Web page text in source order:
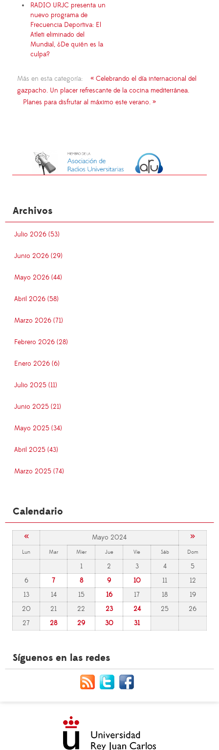
RADIO URJC presenta un
nuevo programa de
Frecuencia Deportiva: El
Atleti eliminado del
Mundial, ¿De quién es la
culpa?
Más en esta categoría:
« Celebrando el día internacional del
gazpacho. Un placer refrescante de la cocina mediterránea.
Planes para disfrutar al máximo este verano. »
Archivos
Julio 2026 (53)
Junio 2026 (29)
Mayo 2026 (44)
Abril 2026 (58)
Marzo 2026 (71)
Febrero 2026 (28)
Enero 2026 (6)
Julio 2025 (11)
Junio 2025 (21)
Mayo 2025 (34)
Abril 2025 (43)
Marzo 2025 (74)
Calendario
« Mayo 2024 »
Lun Mar Mier Jue Vie Sáb Dom
1 2 3 4
5
6
7 8 9 10 11
12
13
14 15 16 17 18
19
20
21 22 23 24 25
26
27
28 29 30 31
Síguenos en las redes